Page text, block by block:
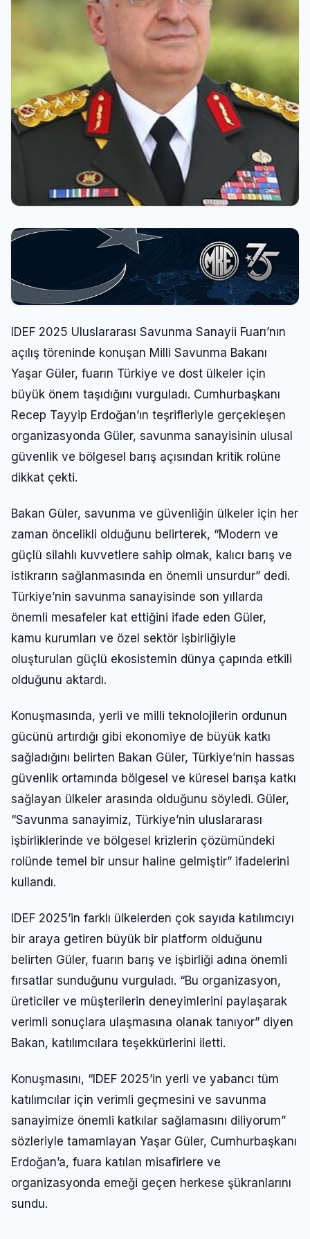
IDEF 2025 Uluslararası Savunma Sanayii Fuarı’nın
açılış töreninde konuşan Milli Savunma Bakanı
Yaşar Güler, fuarın Türkiye ve dost ülkeler için
büyük önem taşıdığını vurguladı. Cumhurbaşkanı
Recep Tayyip Erdoğan’ın teşrifleriyle gerçekleşen
organizasyonda Güler, savunma sanayisinin ulusal
güvenlik ve bölgesel barış açısından kritik rolüne
dikkat çekti.
Bakan Güler, savunma ve güvenliğin ülkeler için her
zaman öncelikli olduğunu belirterek, “Modern ve
güçlü silahlı kuvvetlere sahip olmak, kalıcı barış ve
istikrarın sağlanmasında en önemli unsurdur” dedi.
Türkiye’nin savunma sanayisinde son yıllarda
önemli mesafeler kat ettiğini ifade eden Güler,
kamu kurumları ve özel sektör işbirliğiyle
oluşturulan güçlü ekosistemin dünya çapında etkili
olduğunu aktardı.
Konuşmasında, yerli ve milli teknolojilerin ordunun
gücünü artırdığı gibi ekonomiye de büyük katkı
sağladığını belirten Bakan Güler, Türkiye’nin hassas
güvenlik ortamında bölgesel ve küresel barışa katkı
sağlayan ülkeler arasında olduğunu söyledi. Güler,
“Savunma sanayimiz, Türkiye’nin uluslararası
işbirliklerinde ve bölgesel krizlerin çözümündeki
rolünde temel bir unsur haline gelmiştir” ifadelerini
kullandı.
IDEF 2025’in farklı ülkelerden çok sayıda katılımcıyı
bir araya getiren büyük bir platform olduğunu
belirten Güler, fuarın barış ve işbirliği adına önemli
fırsatlar sunduğunu vurguladı. “Bu organizasyon,
üreticiler ve müşterilerin deneyimlerini paylaşarak
verimli sonuçlara ulaşmasına olanak tanıyor” diyen
Bakan, katılımcılara teşekkürlerini iletti.
Konuşmasını, “IDEF 2025’in yerli ve yabancı tüm
katılımcılar için verimli geçmesini ve savunma
sanayimize önemli katkılar sağlamasını diliyorum”
sözleriyle tamamlayan Yaşar Güler, Cumhurbaşkanı
Erdoğan’a, fuara katılan misafirlere ve
organizasyonda emeği geçen herkese şükranlarını
sundu.
Giriş Yap
Kullanıcı Adı veya E-posta